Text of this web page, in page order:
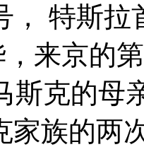
， 特斯拉
来京的
斯克的母
家族的两